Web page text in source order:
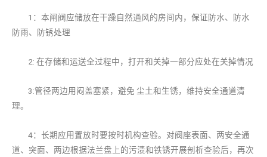
1：本闸阀应储放在干躁自然通风的房间内，保证防水、防水
防雨、防锈处理
2: 在存储和运送全过程中，打开和关掉一部分应处在关掉情况
3:管径两边用闷盖塞紧，避免 尘土和生锈，维持安全通道清
理。
4：长期应用置放时要按时机构查验。对阀座表面、两安全通
道、突面、两边根据法兰盘上的污渍和铁锈开展剖析查验后，再次